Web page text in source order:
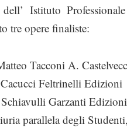
Istituto
tre opere finaliste:
Tacconi A.
Feltrinelli Edizioni
Garzanti Edizioni
parallela degli